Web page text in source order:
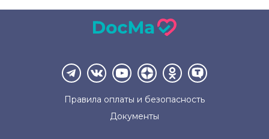
Правила оплаты и безопасность
Документы